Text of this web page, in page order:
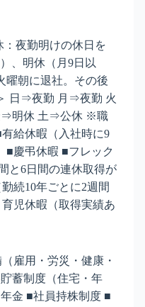
夜勤明けの休日を
、明休（月9日以
曜朝に退社。その後
日⇒夜勤 月⇒夜勤 火
明休 土⇒公休 ※職
給休暇（入社時に9
■慶弔休暇 ■フレック
と6日間の連休取得が
続10年ごとに2週間
児休暇（取得実績あ
雇用・労災・健康・
蓄制度（住宅・年
金 ■社員持株制度 ■